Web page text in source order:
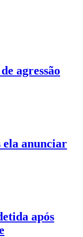
agressão
ela anunciar
após